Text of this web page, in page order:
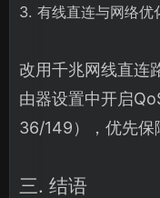
3. 有线直连与网络优
改用千兆网线直连
由器设置中开启
36/149），优先保
三. 结语